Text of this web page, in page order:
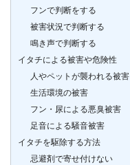
フンで判断をする
被害状況で判断する
鳴き声で判断する
イタチによる被害や危険性
人やペットが襲われる被害
生活環境の被害
フン・尿による悪臭被害
足音による騒音被害
イタチを駆除する方法
忌避剤で寄せ付けない